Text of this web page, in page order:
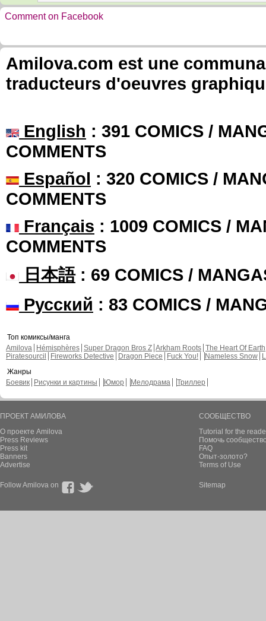
Comment on Facebook
Amilova.com est une
traducteurs d'oeuvres
English : 391 COMICS /
COMMENTS
Español : 320 COMICS /
COMMENTS
Français : 1009 COMICS /
COMMENTS
日本語: 69 COMICS /
Русский : 83 COMICS /
Топ комиксы/манга
Amilova
Hémisphères Super Dragon Bros Z Arkham Roots The Heart Of Earth
Piratesourcil
Fireworks Detective Dragon Piece Fuck You! Nameless Snow
Жанры
Боевик
Рисунки и картины Юмор Мелодрама Триллер
ПРОЕКТ АМИЛОВА
О проекте Amilova
Press Reviews
Press kit
Banners
Advertise
СООБЩЕСТВО
Tutorial for the
Помочь
FAQ
Опыт-золото?
Terms of Use
Follow Amilova on Sitemap